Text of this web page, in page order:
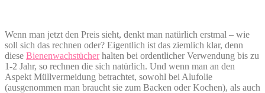
Wenn man jetzt den Preis sieht, denkt man natürlich erstmal – wie
soll sich das rechnen oder? Eigentlich ist das ziemlich klar, denn
diese Bienenwachstücherhalten bei ordentlicher Verwendung bis zu
1-2 Jahr, so rechnen die sich natürlich. Und wenn man an den
Aspekt Müllvermeidung betrachtet, sowohl bei Alufolie
(ausgenommen man braucht sie zum Backen oder Kochen), als auch